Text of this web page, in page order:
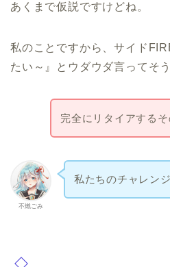
あくまで仮説ですけどね。
私のことですから、サイド
たい～』とウダウダ言ってそ
完全にリタイアするそ
不燃ごみ
私たちのチャレン